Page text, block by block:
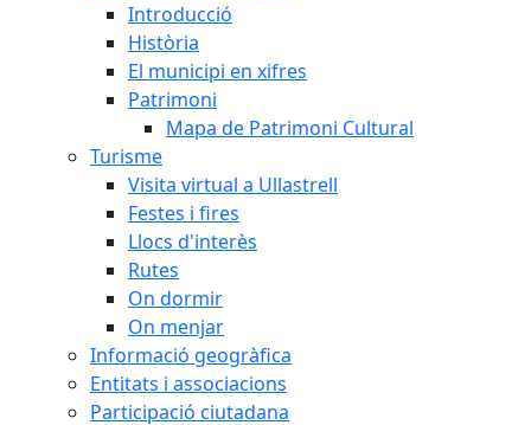
Introducció
Història
El municipi en xifres
Patrimoni
Mapa de Patrimoni Cultural
Turisme
Visita virtual a Ullastrell
Festes i fires
Llocs d'interès
Rutes
On dormir
On menjar
Informació geogràfica
Entitats i associacions
Participació ciutadana